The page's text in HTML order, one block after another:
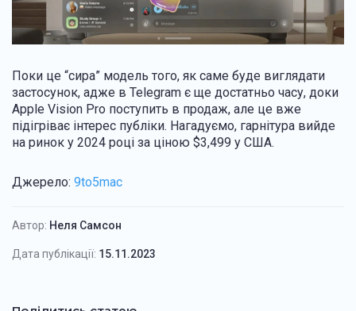
Поки це “сира” модель того, як саме буде виглядати
застосунок, адже в Telegram є ще достатньо часу, доки
Apple Vision Pro поступить в продаж, але це вже
підігріває інтерес публіки. Нагадуємо, гарнітура вийде
на ринок у 2024 році за ціною $3,499 у США.
Джерело: 9to5mac
Автор: Неля Самсон
Дата публікації: 15.11.2023